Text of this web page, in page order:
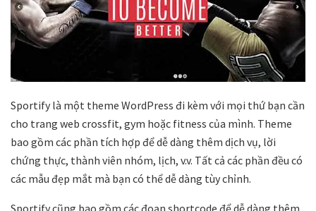
Sportify là một theme WordPress đi kèm với mọi thứ bạn cần
cho trang web crossfit, gym hoặc fitness của mình. Theme
bao gồm các phần tích hợp để dễ dàng thêm dịch vụ, lời
chứng thực, thành viên nhóm, lịch, v.v. Tất cả các phần đều có
các mẫu đẹp mắt mà bạn có thể dễ dàng tùy chỉnh.
Sportify cũng bao gồm các đoạn shortcode để dễ dàng thêm